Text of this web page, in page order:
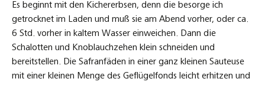
Es beginnt mit den Kichererbsen, denn die besorge ich
getrocknet im Laden und muß sie am Abend vorher, oder ca.
6 Std. vorher in kaltem Wasser einweichen. Dann die
Schalotten und Knoblauchzehen klein schneiden und
bereitstellen. Die Safranfäden in einer ganz kleinen Sauteuse
mit einer kleinen Menge des Geflügelfonds leicht erhitzen und